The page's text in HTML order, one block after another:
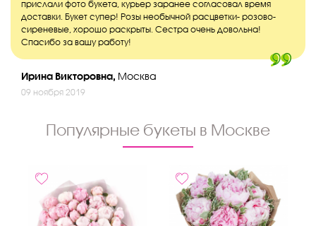
прислали фото букета, курьер заранее согласовал время
доставки. Букет супер! Розы необычной расцветки- розово-
сиреневые, хорошо раскрыты. Сестра очень довольна!
Спасибо за вашу работу!
Ирина Викторовна, Москва
09 ноября 2019
Популярные букеты в Москве